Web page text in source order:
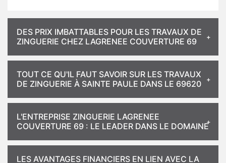
DES PRIX IMBATTABLES POUR LES TRAVAUX DE
ZINGUERIE CHEZ LAGRENEE COUVERTURE 69
TOUT CE QU'IL FAUT SAVOIR SUR LES TRAVAUX
DE ZINGUERIE À SAINTE PAULE DANS LE 69620
L'ENTREPRISE ZINGUERIE LAGRENEE
COUVERTURE 69 : LE LEADER DANS LE DOMAINE
LES AVANTAGES FINANCIERS EN LIEN AVEC LA